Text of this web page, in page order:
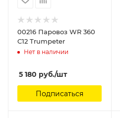
00216 Паровоз WR 360
C12 Trumpeter
Нет в наличии
5 180 руб./шт
Подписаться